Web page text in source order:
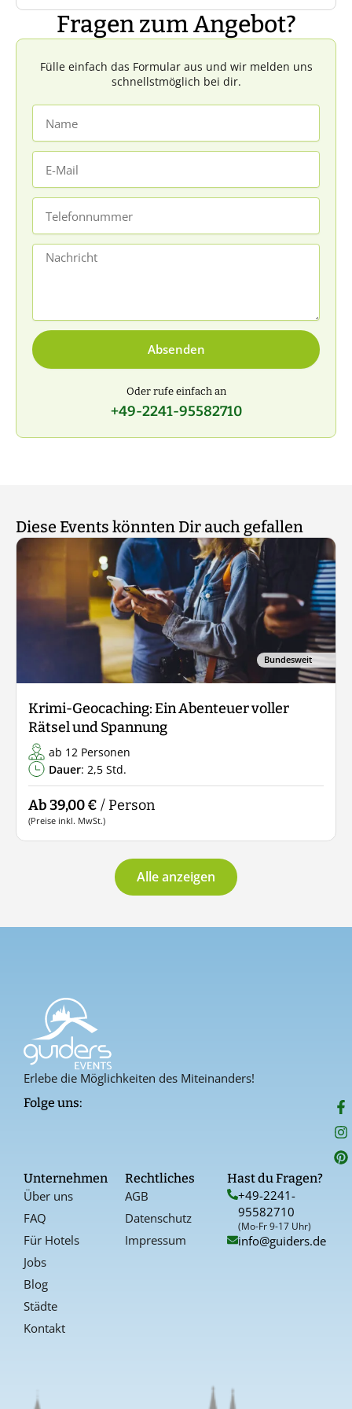
Kleidung zu tragen und ausreichend
Wasser mitzubringen.
ihr Euren Startzeitpunkt frei wählen.
Das Set muss innerhalb von drei Tagen
Fragen zum Angebot?
Fülle einfach das Formular aus und wir melden uns
schnellstmöglich bei dir.
Mail
Nachricht
Absenden
Oder rufe einfach an
+49-2241-95582710
Diese Events könnten Dir auch gefallen
Bundesweit
Krimi-Geocaching: Ein Abenteuer voller
Rätsel und Spannung
ab 12 Personen
Dauer: 2,5 Std.
Ab 39,00 € / Person
(Preise inkl. MwSt.)
Alle anzeigen
Erlebe die Möglichkeiten des Miteinanders!
Folge uns: F
a
c
e
b
I
n
s
t
a
P
i
n
t
e
Unternehmen
Über uns
FAQ
Für Hotels
Jobs
Blog
Städte
Kontakt
Rechtliches
AGB
Datenschutz
Impressum
Hast du Fragen?
+49-2241-
95582710
(Mo-Fr 9-17 Uhr)
info@guiders.de